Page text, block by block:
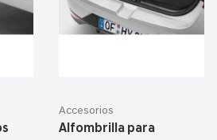
Accesorios
Alfombrilla para